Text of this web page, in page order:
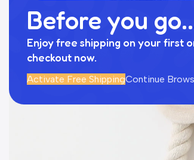
Before you
Enjoy free shipping on your first
checkout now.
Activate Free ShippingContinue